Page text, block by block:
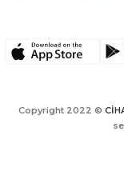
Copyright 2022 ©